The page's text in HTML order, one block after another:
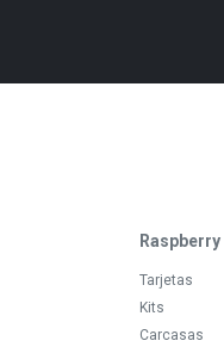
Raspberry
Tarjetas
Kits
Carcasas